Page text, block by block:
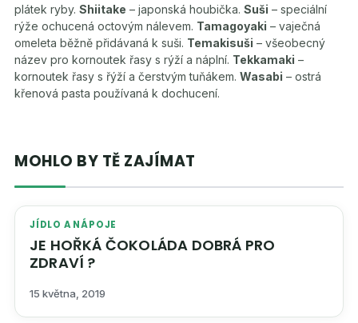
plátek ryby. Shiitake – japonská houbička. Suši – speciální
rýže ochucená octovým nálevem. Tamagoyaki – vaječná
omeleta běžně přidávaná k suši. Temakisuši – všeobecný
název pro kornoutek řasy s rýží a náplní. Tekkamaki –
kornoutek řasy s řýží a čerstvým tuňákem. Wasabi – ostrá
křenová pasta používaná k dochucení.
MOHLO BY TĚ ZAJÍMAT
JÍDLO A NÁPOJE
JE HOŘKÁ ČOKOLÁDA DOBRÁ PRO
ZDRAVÍ ?
15 května, 2019